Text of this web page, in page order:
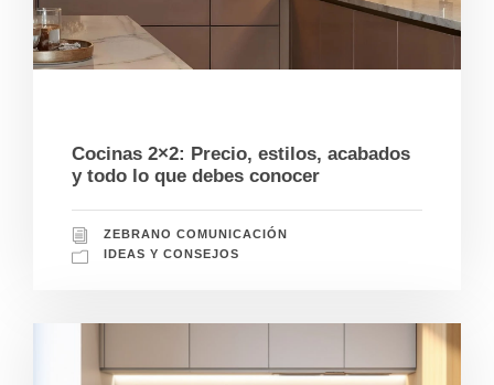
Cocinas 2×2: Precio, estilos, acabados
y todo lo que debes conocer
ZEBRANO COMUNICACIÓN
IDEAS Y CONSEJOS